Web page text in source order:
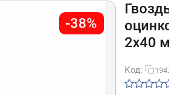
-38%
2х40
Код: